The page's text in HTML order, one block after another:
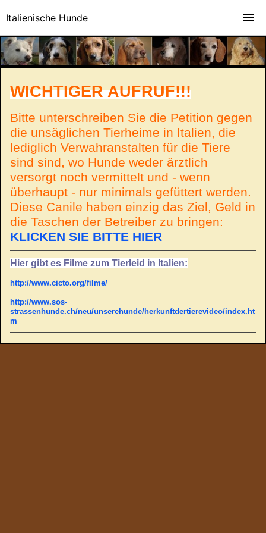
WICHTIGER AUFRUF!!!
Bitte unterschreiben Sie die Petition gegen
die unsäglichen Tierheime in Italien, die
lediglich Verwahranstalten für die Tiere
sind sind, wo Hunde weder ärztlich
versorgt noch vermittelt und - wenn
überhaupt - nur minimals gefüttert werden.
Diese Canile haben einzig das Ziel, Geld in
die Taschen der Betreiber zu bringen:
KLICKEN SIE BITTE HIER
Hier gibt es Filme zum Tierleid in Italien:
http://www.cicto.org/filme/
http://www.sos-
strassenhunde.ch/neu/unserehunde/herkunftdertierevideo/index.ht
m
Italienische Hunde